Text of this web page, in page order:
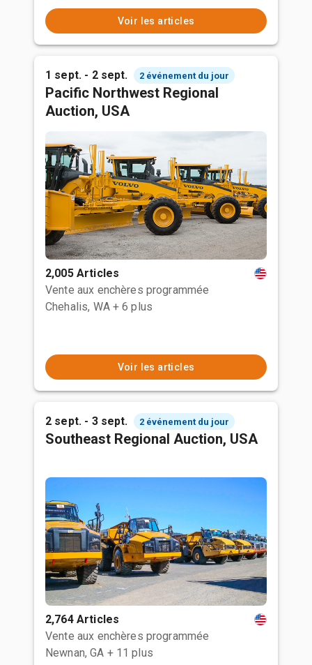
Voir les articles
1 sept. - 2 sept. 2 événement du jour
Pacific Northwest Regional
Auction, USA
2,005 Articles
Vente aux enchères programmée
Chehalis, WA + 6 plus
Voir les articles
2 sept. - 3 sept. 2 événement du jour
Southeast Regional Auction, USA
2,764 Articles
Vente aux enchères programmée
Newnan, GA + 11 plus